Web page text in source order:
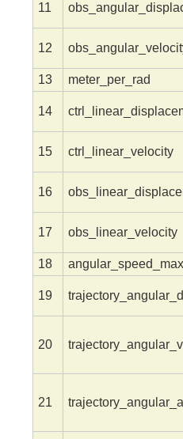
11
12
13
meter_per_rad
14
15 ctrl_linear_velocity
16
17 obs_linear_velocity
18
angular_speed_max
19
20
21